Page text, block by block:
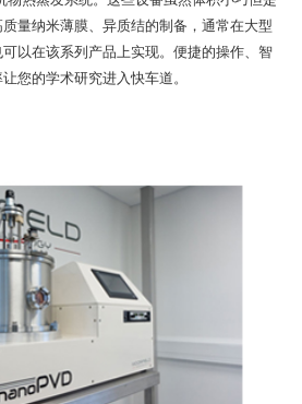
量纳米薄膜、异质结的制备，通常在大型
以在该系列产品上实现。便捷的操作、智
您的学术研究进入快车道。
评价：
采购了一套手套箱集成系统，系统配置
供技术支持。他们在提供2D材料技术支持
知道我们有了得力的助手。系统的高质量
刻，我们期待着在未来的许多年里与设备
烈推荐!”